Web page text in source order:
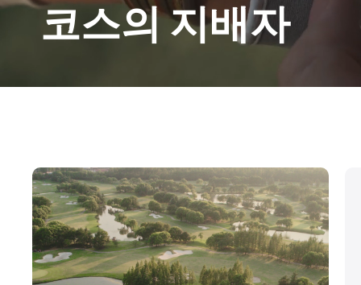
코스의 지배자